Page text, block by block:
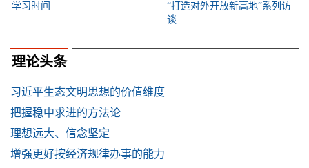
学习时间
“打造对外开放新高地”系列访
谈
理论头条
习近平生态文明思想的价值维度
把握稳中求进的方法论
理想远大、信念坚定
增强更好按经济规律办事的能力